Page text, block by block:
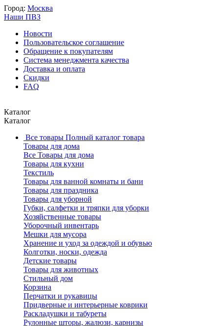
Город: Москва
Наши ПВЗ
Новости
Пользовательское соглашение
Обращение к покупателям
Система менеджмента качества
Доставка и оплата
Скидки
FAQ
Каталог
Каталог
Все товары Полный каталог товара
Товары для дома
Все Товары для дома
Товары для кухни
Текстиль
Товары для ванной комнаты и бани
Товары для праздника
Товары для уборной
Губки, салфетки и тряпки для уборки
Хозяйственные товары
Уборочный инвентарь
Мешки для мусора
Хранение и уход за одеждой и обувью
Колготки, носки, одежда
Детские товары
Товары для животных
Стильный дом
Корзина
Перчатки и рукавицы
Придверные и интерьерные коврики
Раскладушки и табуреты
Рулонные шторы, жалюзи, карнизы